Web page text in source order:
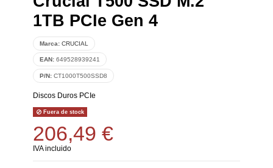
1TB PCIe Gen 4
Marca: CRUCIAL
EAN: 649528939241
P/N: CT1000T500SSD8
Discos Duros PCIe
Fuera de stock
206,49 €
IVA incluido